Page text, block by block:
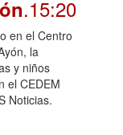
.15:20
en el Centro
la
y niños
el CEDEM
Noticias.